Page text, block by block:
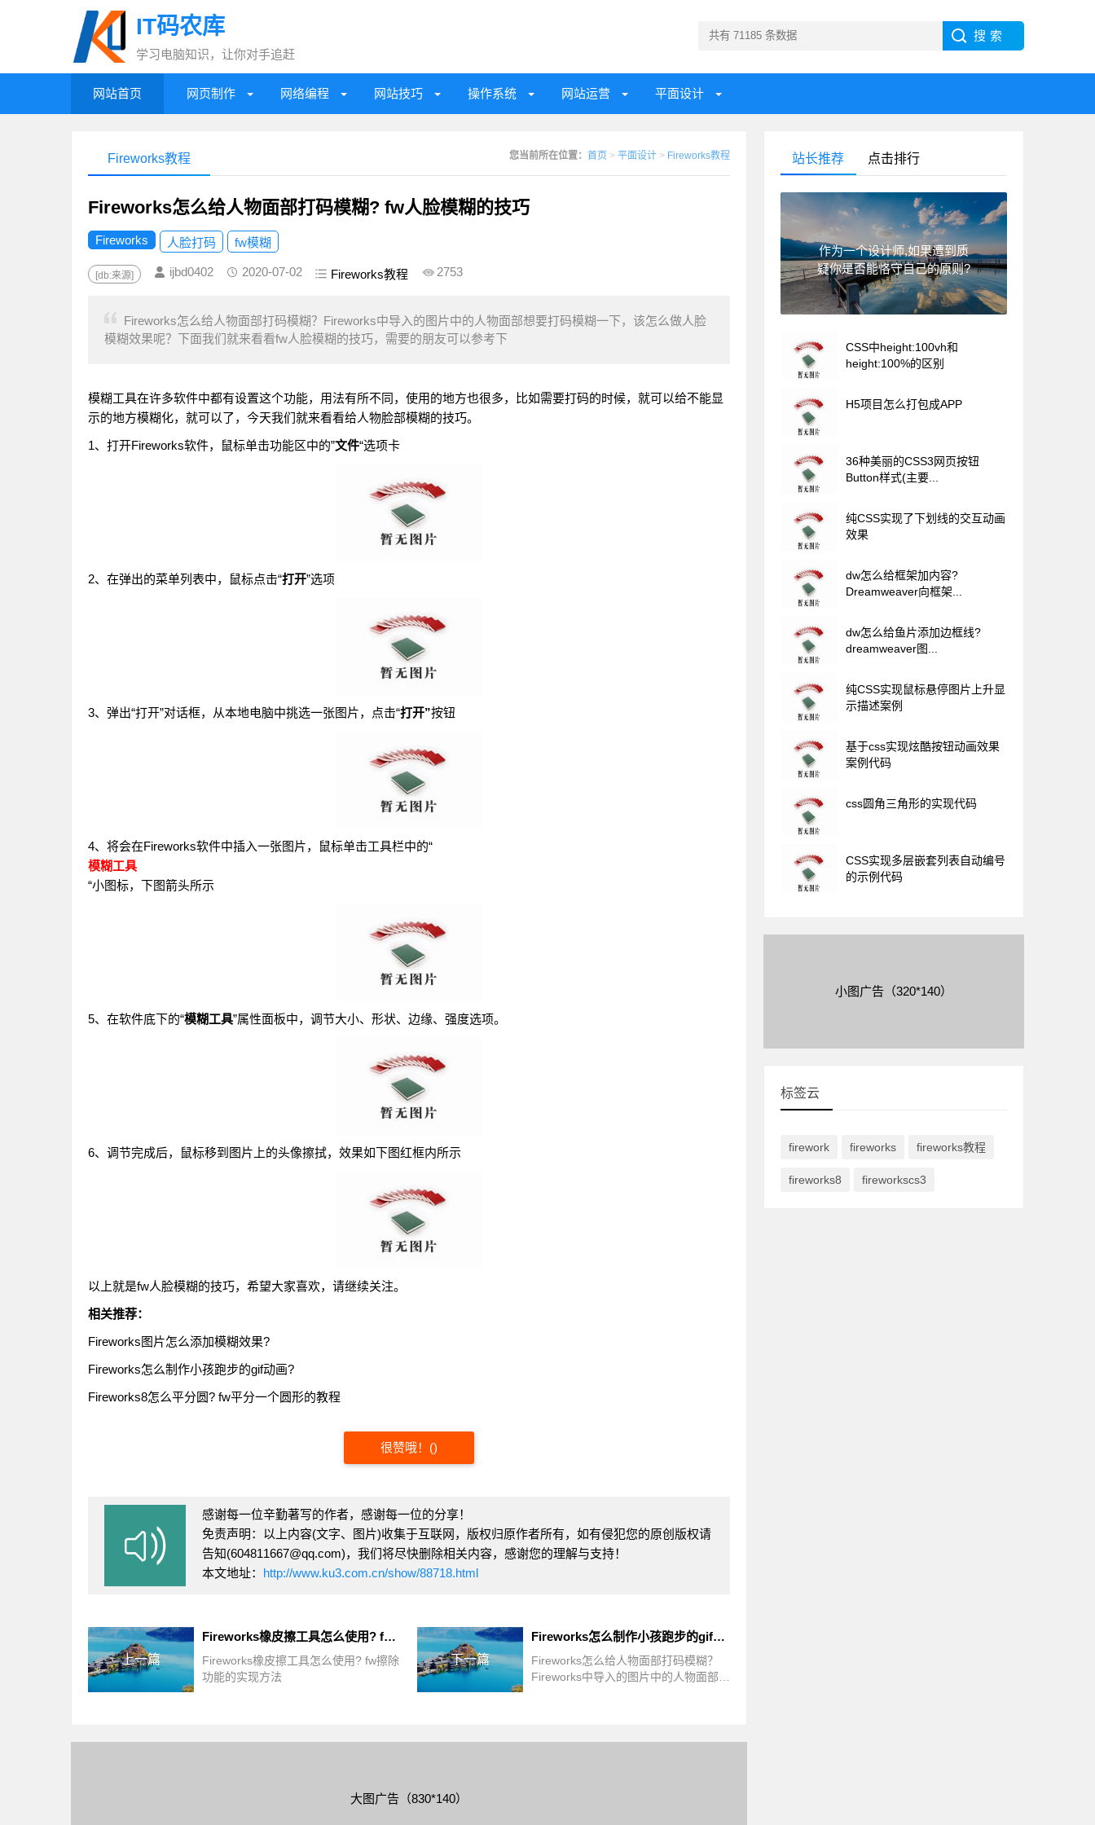
IT码农库
学习电脑知识，让你对手追赶
网站首页 网页制作 网络编程 网站技巧 操作系统 网站运营 平面设计
您当前所在位置： 首页 > 平面设计 > Fireworks教程
Fireworks教程
Fireworks怎么给人物面部打码模糊? fw人脸模糊的技巧
Fireworks 人脸打码 fw模糊
[db:来源] ijbd0402 2020-07-02 Fireworks教程 2753
Fireworks怎么给人物面部打码模糊？Fireworks中导入的图片中的人物面部想要打码模糊一下，该怎么做人脸
模糊效果呢？下面我们就来看看fw人脸模糊的技巧，需要的朋友可以参考下
模糊工具在许多软件中都有设置这个功能，用法有所不同，使用的地方也很多，比如需要打码的时候，就可以给不能显
示的地方模糊化，就可以了，今天我们就来看看给人物脸部模糊的技巧。
1、打开Fireworks软件，鼠标单击功能区中的”文件“选项卡
2、在弹出的菜单列表中，鼠标点击“打开”选项
3、弹出“打开”对话框，从本地电脑中挑选一张图片，点击“打开”按钮
4、将会在Fireworks软件中插入一张图片，鼠标单击工具栏中的“
模糊工具
“小图标，下图箭头所示
5、在软件底下的“模糊工具”属性面板中，调节大小、形状、边缘、强度选项。
6、调节完成后，鼠标移到图片上的头像擦拭，效果如下图红框内所示
以上就是fw人脸模糊的技巧，希望大家喜欢，请继续关注。
相关推荐：
Fireworks图片怎么添加模糊效果?
Fireworks怎么制作小孩跑步的gif动画?
Fireworks8怎么平分圆? fw平分一个圆形的教程
很赞哦！ ()
感谢每一位辛勤著写的作者，感谢每一位的分享！
免责声明：以上内容(文字、图片)收集于互联网，版权归原作者所有，如有侵犯您的原创版权请
告知(604811667@qq.com)，我们将尽快删除相关内容，感谢您的理解与支持！
本文地址： http://www.ku3.com.cn/show/88718.html
上一篇
Fireworks橡皮擦工具怎么使用? fw擦除功能的实现方法
Fireworks橡皮擦工具怎么使用? fw擦除
功能的实现方法
下一篇
Fireworks怎么制作小孩跑步的gif动画?
Fireworks怎么给人物面部打码模糊？
Fireworks中导入的图片中的人物面部想
大图广告（830*140）
站长推荐 点击排行
作为一个设计师,如果遭到质
疑你是否能恪守自己的原则?
CSS中height:100vh和
height:100%的区别
H5项目怎么打包成APP
36种美丽的CSS3网页按钮
Button样式(主要...
纯CSS实现了下划线的交互动画
效果
dw怎么给框架加内容?
Dreamweaver向框架...
dw怎么给鱼片添加边框线?
dreamweaver图...
纯CSS实现鼠标悬停图片上升显
示描述案例
基于css实现炫酷按钮动画效果
案例代码
css圆角三角形的实现代码
CSS实现多层嵌套列表自动编号
的示例代码
小图广告（320*140）
标签云
firework fireworks fireworks教程
fireworks8 fireworkscs3